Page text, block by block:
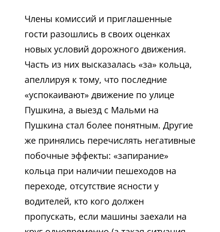
Члены комиссий и приглашенные
гости разошлись в своих оценках
новых условий дорожного движения.
Часть из них высказалась «за» кольца,
апеллируя к тому, что последние
«успокаивают» движение по улице
Пушкина, а выезд с Мальми на
Пушкина стал более понятным. Другие
же принялись перечислять негативные
побочные эффекты: «запирание»
кольца при наличии пешеходов на
переходе, отсутствие ясности у
водителей, кто кого должен
пропускать, если машины заехали на